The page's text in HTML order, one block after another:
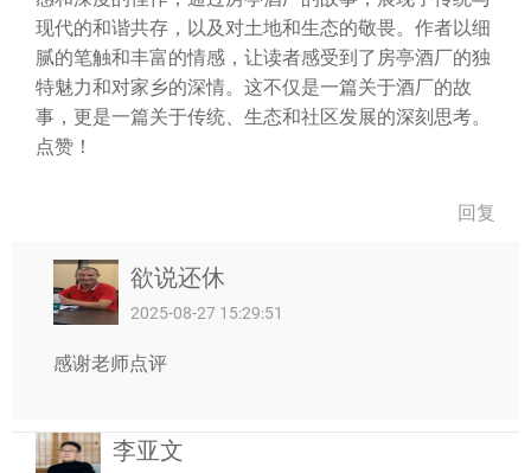
现代的和谐共存，以及对土地和生态的敬畏。作者以细
腻的笔触和丰富的情感，让读者感受到了房亭酒厂的独
特魅力和对家乡的深情。这不仅是一篇关于酒厂的故
事，更是一篇关于传统、生态和社区发展的深刻思考。
点赞！
回复
欲说还休
2025-08-27 15:29:51
感谢老师点评
李亚文